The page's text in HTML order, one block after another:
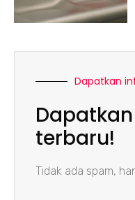
Dapatkan
terbaru!
Tidak ada spam,